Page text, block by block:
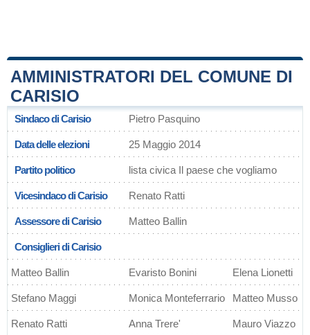
AMMINISTRATORI DEL COMUNE DI
CARISIO
Sindaco di Carisio Pietro Pasquino
Data delle elezioni 25 Maggio 2014
Partito politico lista civica Il paese che vogliamo
Vicesindaco di Carisio Renato Ratti
Assessore di Carisio Matteo Ballin
Consiglieri di Carisio
Matteo Ballin Evaristo Bonini Elena Lionetti
Stefano Maggi Monica Monteferrario Matteo Musso
Renato Ratti Anna Trere' Mauro Viazzo